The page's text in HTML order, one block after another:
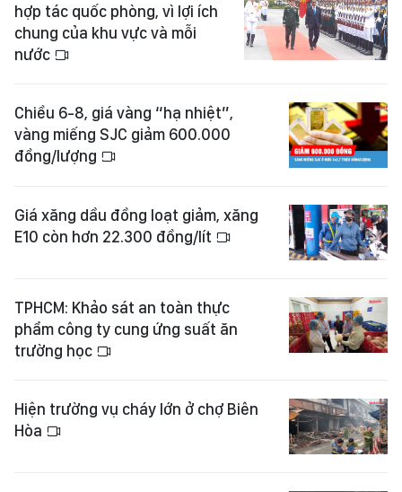
hợp tác quốc phòng, vì lợi ích
chung của khu vực và mỗi
nước
Chiều 6-8, giá vàng “hạ nhiệt”,
vàng miếng SJC giảm 600.000
đồng/lượng
Giá xăng dầu đồng loạt giảm, xăng
E10 còn hơn 22.300 đồng/lít
TPHCM: Khảo sát an toàn thực
phẩm công ty cung ứng suất ăn
trường học
Hiện trường vụ cháy lớn ở chợ Biên
Hòa